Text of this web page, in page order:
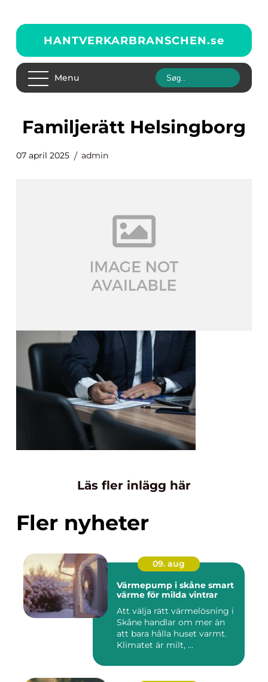
HANTVERKARBRANSCHEN.se
Menu
Familjerätt Helsingborg
07 april 2025 admin
Läs fler inlägg här
Fler nyheter
09. aug
Värmepump i skåne smart
värme för milda vintrar
Att välja rätt värmelösning i
Skåne handlar om mer än
att bara hålla huset varmt.
Klimatet är milt, ...